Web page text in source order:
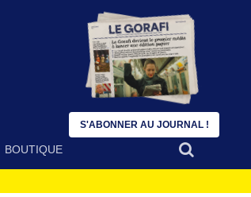
BOUTIQUE
S'ABONNER AU JOURNAL !